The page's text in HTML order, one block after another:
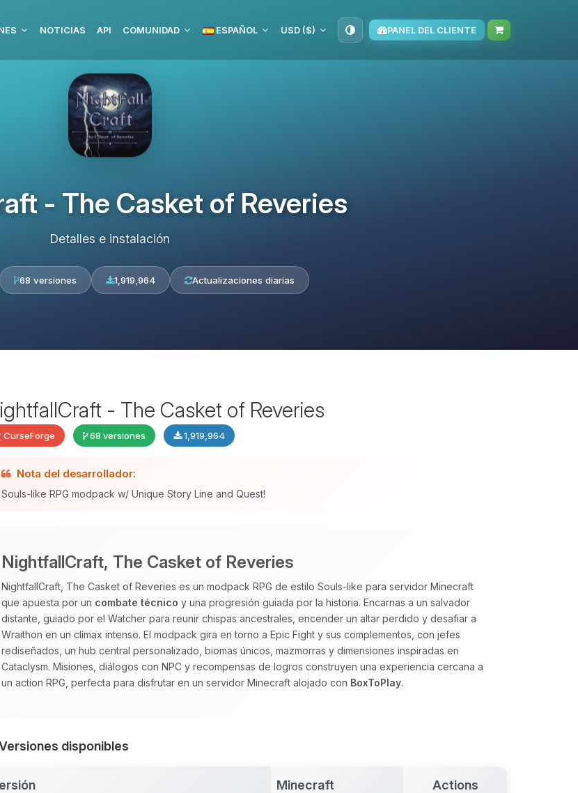
NOTICIAS API COMUNIDAD ESPAÑOL USD ($) PANEL DEL CLIENTE
- The Casket of Reveries
Detalles e instalación
68 versiones 1,919,964 Actualizaciones diarias
- The Casket of Reveries
CurseForge 68 versiones 1,919,964
Nota del desarrollador:
Souls-like RPG modpack w/ Unique Story Line and Quest!
NightfallCraft, The Casket of Reveries
NightfallCraft, The Casket of Reveries es un modpack RPG de estilo Souls‑like para servidor Minecraft
que apuesta por un combate técnico y una progresión guiada por la historia. Encarnas a un salvador
distante, guiado por el Watcher para reunir chispas ancestrales, encender un altar perdido y desafiar a
Wraithon en un clímax intenso. El modpack gira en torno a Epic Fight y sus complementos, con jefes
rediseñados, un hub central personalizado, biomas únicos, mazmorras y dimensiones inspiradas en
Cataclysm. Misiones, diálogos con NPC y recompensas de logros construyen una experiencia cercana a
un action RPG, perfecta para disfrutar en un servidor Minecraft alojado con BoxToPlay.
disponibles
Minecraft Actions